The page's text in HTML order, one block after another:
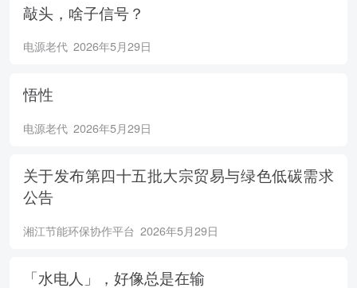
敲头，啥子信号？
电源老代 2026年5月29日
悟性
电源老代 2026年5月29日
关于发布第四十五批大宗贸易与绿色低碳需求
公告
湘江节能环保协作平台 2026年5月29日
「水电人」，好像总是在输